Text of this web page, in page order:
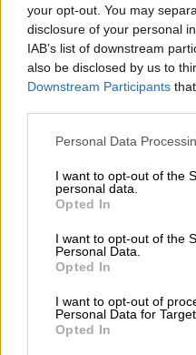
your opt-out. You may
disclosure of your personal
IAB’s list of downstream
also be disclosed by us to
Downstream Participants
Please note that this
not limited to your visit or
grant or deny consent to
use your data for below
consent section.
Personal Data
I want to opt-out of the
personal data.
Opted In
I want to opt-out of the
Personal Data.
Opted In
I want to opt-out of
Personal Data for
Opted In
Προσθέστε
Μια 56χρονηγυναίκα
νοσοκομείου του
προσβληθεί από
Το απόγευμα της
γυναίκα
νοσοκομείο του
εξέτασαν, τη
μετέφεραν στη
Θεραπείας, όπου
του Σαββάτου (15/2).